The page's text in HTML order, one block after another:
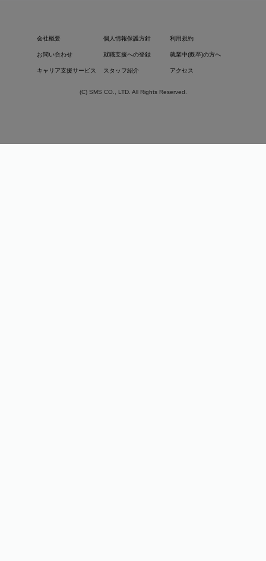
会社概要 個人情報保護方針 利用規約
お問い合わせ 就職支援への登録 就業中(既卒)の方へ
キャリア支援サービス スタッフ紹介 アクセス
(C) SMS CO., LTD. All Rights Reserved.